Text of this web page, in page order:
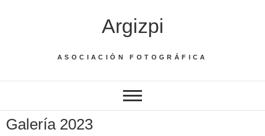
Argizpi
ASOCIACIÓN FOTOGRÁFICA
Galería 2023